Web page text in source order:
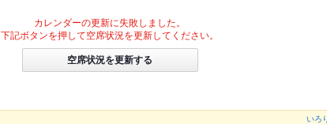
カレンダーの更新に失敗しました。
下記ボタンを押して空席状況を更新してください。
空席状況を更新する
いろ